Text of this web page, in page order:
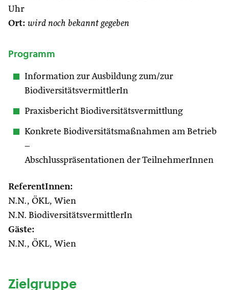
Uhr
Ort: wird noch bekannt gegeben
Programm
Information zur Ausbildung zum/zur
BiodiversitätsvermittlerIn
Praxisbericht Biodiversitätsvermittlung
Konkrete Biodiversitätsmaßnahmen am Betrieb
–
Abschlusspräsentationen der TeilnehmerInnen
ReferentInnen:
N.N., ÖKL, Wien
N.N. BiodiversitätsvermittlerIn
Gäste:
N.N., ÖKL, Wien
Zielgruppe